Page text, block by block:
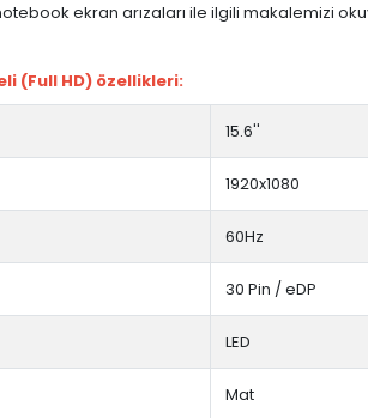
notebook ekran arızaları ile ilgili
(Full HD) özellikleri:
15.6''
1920x1080
60Hz
30 Pin / eDP
LED
Mat